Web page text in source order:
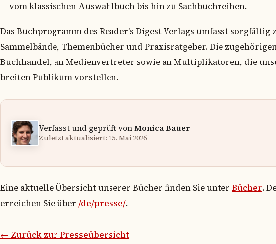
— vom klassischen Auswahlbuch bis hin zu Sachbuchreihen.
Das Buchprogramm des Reader's Digest Verlags umfasst sorgfältig
Sammelbände, Themenbücher und Praxisratgeber. Die
Buchhandel, an Medienvertreter sowie an Multiplikatoren, die
breiten Publikum vorstellen.
Verfasst und geprüft vonMonica Bauer
Zuletzt aktualisiert: 15. Mai 2026
Eine aktuelle Übersicht unserer Bücher finden Sie unter Bücher.
erreichen Sie über /de/presse/.
← Zurück zur Presseübersicht